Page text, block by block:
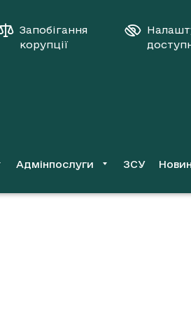
Запобігання
корупції
Адмінпослуги ЗСУ